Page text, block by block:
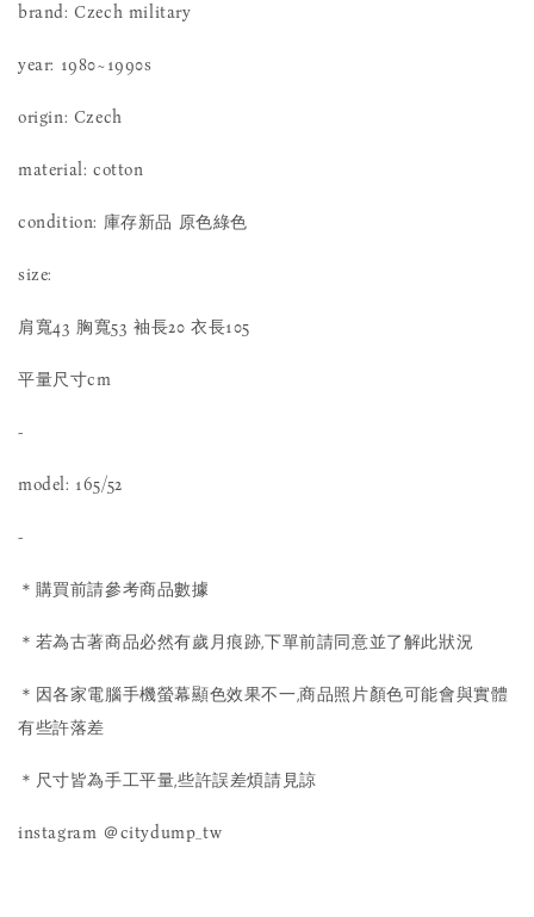
brand: Czech military
year: 1980~1990s
origin: Czech
material: cotton
condition: 庫存新品 原色綠色
size:
肩寬43 胸寬53 袖長20 衣長105
平量尺寸cm
-
model: 165/52
-
＊購買前請參考商品數據
＊若為古著商品必然有歲月痕跡,下單前請同意並了解此狀況
＊因各家電腦手機螢幕顯色效果不一,商品照片顏色可能會與實體
有些許落差
＊尺寸皆為手工平量,些許誤差煩請見諒
instagram ＠citydump_tw